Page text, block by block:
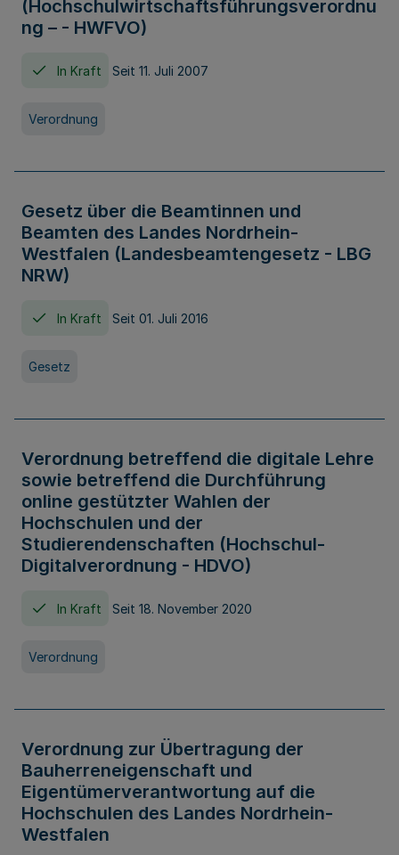
(Hochschulwirtschaftsführungsverordnu
ng – - HWFVO)
In Kraft Seit 11. Juli 2007
Verordnung
Gesetz über die Beamtinnen und
Beamten des Landes Nordrhein-
Westfalen (Landesbeamtengesetz - LBG
NRW)
In Kraft Seit 01. Juli 2016
Gesetz
Verordnung betreffend die digitale Lehre
sowie betreffend die Durchführung
online gestützter Wahlen der
Hochschulen und der
Studierendenschaften (Hochschul-
Digitalverordnung - HDVO)
In Kraft Seit 18. November 2020
Verordnung
Verordnung zur Übertragung der
Bauherreneigenschaft und
Eigentümerverantwortung auf die
Hochschulen des Landes Nordrhein-
Westfalen